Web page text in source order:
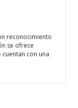
reconocimiento
se ofrece
con una